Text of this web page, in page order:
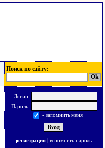
Поиск по сайту:
Логин:
Пароль:
- запомнить меня
регистрация| вспомнить пароль